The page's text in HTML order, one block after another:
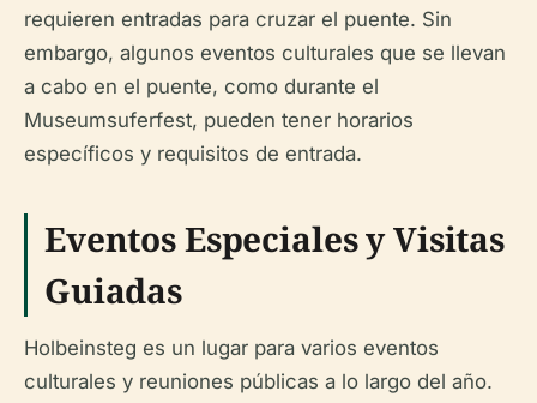
requieren entradas para cruzar el puente. Sin
embargo, algunos eventos culturales que se llevan
a cabo en el puente, como durante el
Museumsuferfest, pueden tener horarios
específicos y requisitos de entrada.
Eventos Especiales y Visitas
Guiadas
Holbeinsteg es un lugar para varios eventos
culturales y reuniones públicas a lo largo del año.